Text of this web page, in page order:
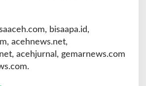
bisaapa.id,
acehnews.net,
acehjurnal, gemarnews.com